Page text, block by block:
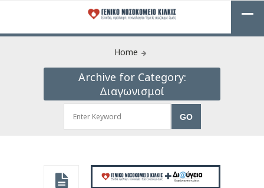
Home
Archive for Category:
Διαγωνισμοί